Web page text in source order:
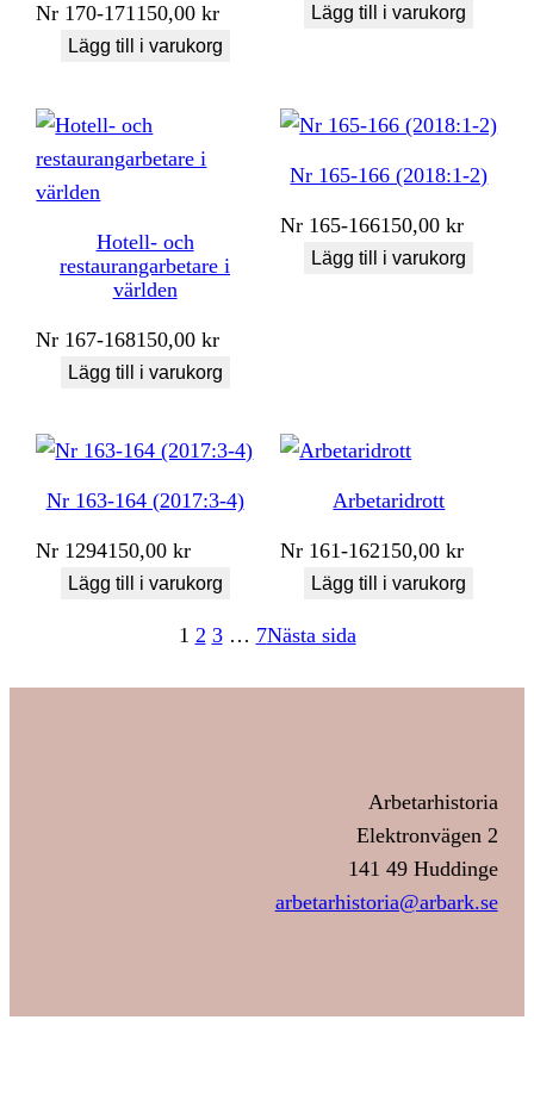
Nr 170-171150,00kr
Lägg till i varukorg
Lägg till i varukorg
Hotell- och
restaurangarbetare i
världen
Nr 167-168150,00kr
Lägg till i varukorg
Nr 165-166 (2018:1-2)
Nr 165-166150,00kr
Lägg till i varukorg
Nr 163-164 (2017:3-4)
Nr 1294150,00kr
Lägg till i varukorg
Arbetaridrott
Nr 161-162150,00kr
Lägg till i varukorg
1 2 3 … 7Nästa sida
Arbetarhistoria
Elektronvägen 2
141 49 Huddinge
arbetarhistoria@arbark.se